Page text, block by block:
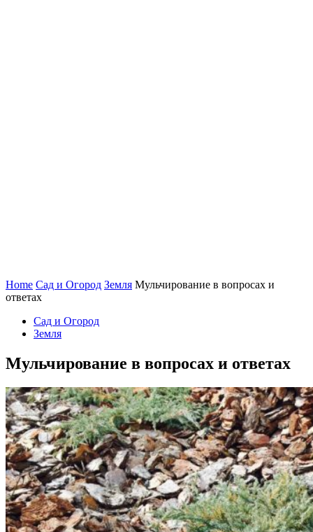
Home Сад и Огород Земля Мульчирование в вопросах и
ответах
Сад и Огород
Земля
Мульчирование в вопросах и ответах